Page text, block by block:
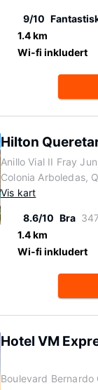
9/10
1.4 km
Wi-fi inkludert
Hilton
Anillo Vial II Fray
Colonia Arboledas,
Vis kart
8.6/10 Bra
1.4 km
Wi-fi inkludert
Hotel VM
Boulevard Bernardo